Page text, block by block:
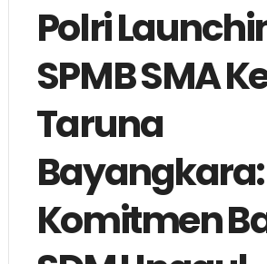
Polri
SPMB SMA
Taruna
Bayangkara:
Komitmen